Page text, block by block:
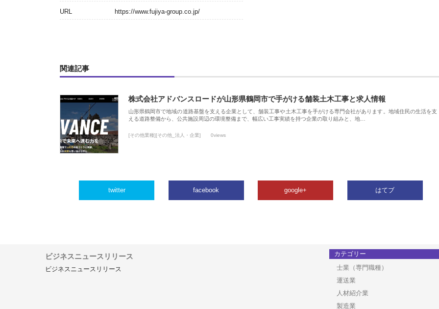
URL https://www.fujiya-group.co.jp/
関連記事
株式会社アドバンスロードが山形県鶴岡市で手がける舗装土木工事と求人情報
山形県鶴岡市で地域の道路基盤を支える企業として、舗装工事や土木工事を手がける専門会社があります。地域住民の生活を支
える道路整備から、公共施設周辺の環境整備まで、幅広い工事実績を持つ企業の取り組みと、地…
[その他業種][その他_法人・企業] 0views
twitter facebook google+ はてブ
ビジネスニュースリリース
ビジネスニュースリリース
カテゴリー
士業（専門職種）
運送業
人材紹介業
製造業